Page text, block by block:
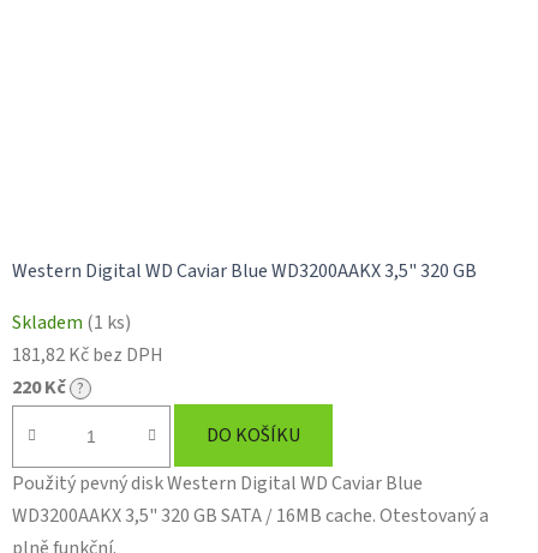
Western Digital WD Caviar Blue WD3200AAKX 3,5" 320 GB
hodnocení
produktu
je
5,0
z
5
hvězdiček.
Skladem (1 ks)
181,82 Kč bez DPH
220 Kč ?
DO KOŠÍKU
Použitý pevný disk Western Digital WD Caviar Blue
WD3200AAKX 3,5" 320 GB SATA / 16MB cache. Otestovaný a